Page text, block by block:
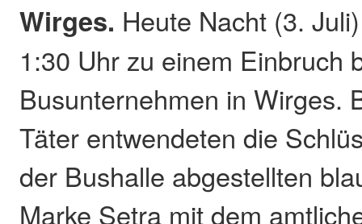
Wirges. Heute Nacht (3.
1:30 Uhr zu einem Einbruch
Busunternehmen in Wirges.
Täter entwendeten die
der Bushalle abgestellten
Marke Setra mit dem